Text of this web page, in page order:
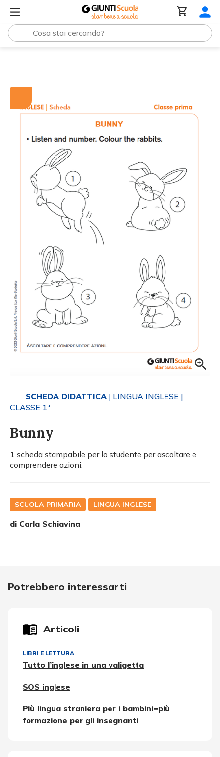
SCHEDA DIDATTICA| LINGUA INGLESE |
CLASSE 1ª
Bunny
1 scheda stampabile per lo studente per ascoltare e
comprendere azioni.
SCUOLA PRIMARIA LINGUA INGLESE
di Carla Schiavina
Potrebbero interessarti
Articoli
LIBRI E LETTURA
Tutto l’inglese in una valigetta
SOS inglese
Più lingua straniera per i bambini=più
formazione per gli insegnanti